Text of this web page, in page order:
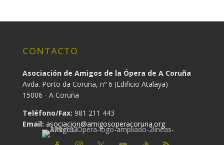
CONTACTO
Asociación de Amigos de la Ópera de A Coruña
Avda. Porto da Coruña, nº 6 (Edificio Atalaya)
15006 - A Coruña
Teléfono/Fax: 981 211 443
Email: asociacion@amigosoperacoruna.org